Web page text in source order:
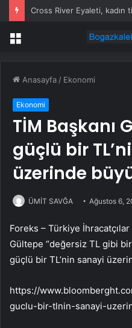
Menü
Anasayfa / Ekonomi
Ekonomi
TİM Başkanı
güçlü bir
üzerinde
ÜMİT SAVĞA Ağustos 6,
Foreks – Türkiye
Gültepe “değersiz TL gibi
güçlü bir TL’nin sanayi
https://
guclu-bir-tlnin-sanayi-